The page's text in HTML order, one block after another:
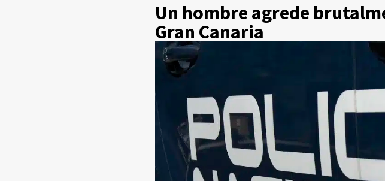
Un hombre agrede
Gran Canaria